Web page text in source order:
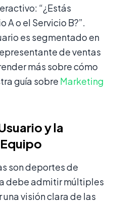
“¿Estás
A o el Servicio B?”.
es segmentado en
de ventas
más sobre cómo
guía sobre Marketing
y la
son deportes de
debe admitir múltiples
visión clara de las